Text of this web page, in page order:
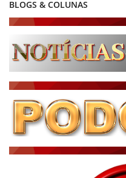
PODCAST - PONTO DE VISTA
NOTÍCIAS DESTAQUE DO DIA
NOTÍCIAS TAMBÉM NA TELA
BRASIL MUNDO AO VIVO
O MUNDO É NOTÍCIA